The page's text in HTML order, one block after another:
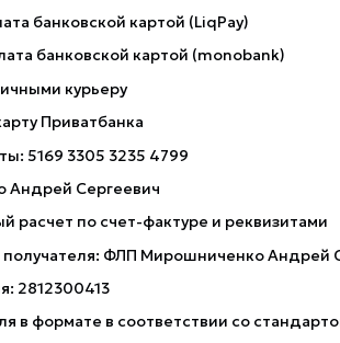
банковской картой (LiqPay)
банковской картой (monobank)
курьеру
Приватбанка
5169 3305 3235 4799
Андрей Сергеевич
расчет по счет-фактуре и реквизитами
ФЛП Мирошниченко Андрей
2812300413
в формате в соответствии со